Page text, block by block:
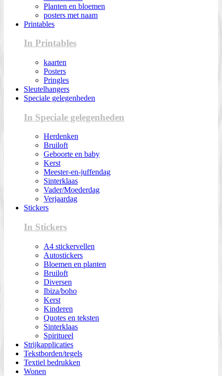
Planten en bloemen
posters met naam
Printables
In Printables
kaarten
Posters
Pringles
Sleutelhangers
Speciale gelegenheden
In Speciale gelegenheden
Herdenken
Bruiloft
Geboorte en baby
Kerst
Meester-en-juffendag
Sinterklaas
Vader/Moederdag
Verjaardag
Stickers
In Stickers
A4 stickervellen
Autostickers
Bloemen en planten
Bruiloft
Diversen
Ibiza/boho
Kerst
Kinderen
Quotes en teksten
Sinterklaas
Spiritueel
Strijkapplicaties
Tekstborden/tegels
Textiel bedrukken
Wonen